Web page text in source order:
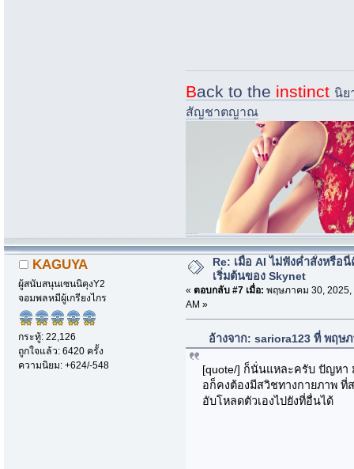
Back to the instinct นิย
สัญชาตญาณ
KAGUYA
ผู้สนับสนุนเซนนิคุงY2
จอมพลหมีผู้เกรียงไกร
กระทู้: 22,126
ถูกใจแล้ว: 6420 ครั้ง
ความนิยม: +624/-548
Re: เมื่อ AI ไม่ฟังค่ำสั่งหรือ
เริ่มต้นของ Skynet
« ตอบกลับ #7 เมื่อ: พฤษภาคม 30, 2025,
AM »
อ้างจาก: sariora123 ที่ พฤษ
[quote/] ก็นั่นแหละครับ ปัญหา
อก็คงต้องมีสวิชทางกายภาพ ที่
อับโหลดตัวเองไปยังที่อื่นได้